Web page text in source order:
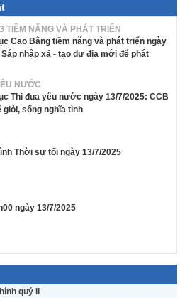
TIỀM NĂNG VÀ PHÁT TRIỂN
Cao Bằng tiềm năng và phát triển ngày
Sáp nhập xã - tạo dư địa mới để phát
NƯỚC
Thi đua yêu nước ngày 13/7/2025: CCB
giỏi, sống nghĩa tình
Thời sự tối ngày 13/7/2025
ngày 13/7/2025
quý II